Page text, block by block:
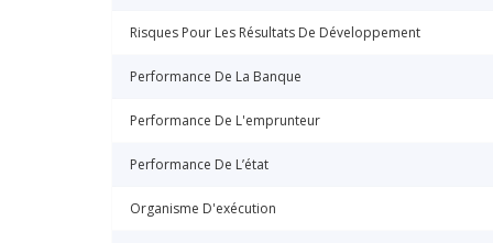
Risques Pour Les Résultats De Développement
Performance De La Banque
Performance De L'emprunteur
Performance De L’état
Organisme D'exécution